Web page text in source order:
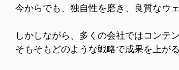
今からでも、独自性を磨き、良質なウ
しかしながら、多くの会社ではコンテ
そもそもどのような戦略で成果を上が